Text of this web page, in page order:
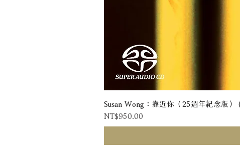
Susan Wong：靠近你（25週年紀念版）
Price
NT$950.00